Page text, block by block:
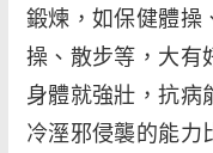
鍛煉，如保健體操
操、散步等，大有
身體就強壯，抗病
冷溼邪侵襲的能力